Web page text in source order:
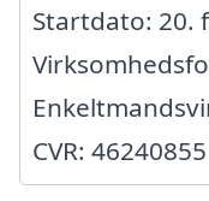
Startdato: 20.
CVR: 46240855